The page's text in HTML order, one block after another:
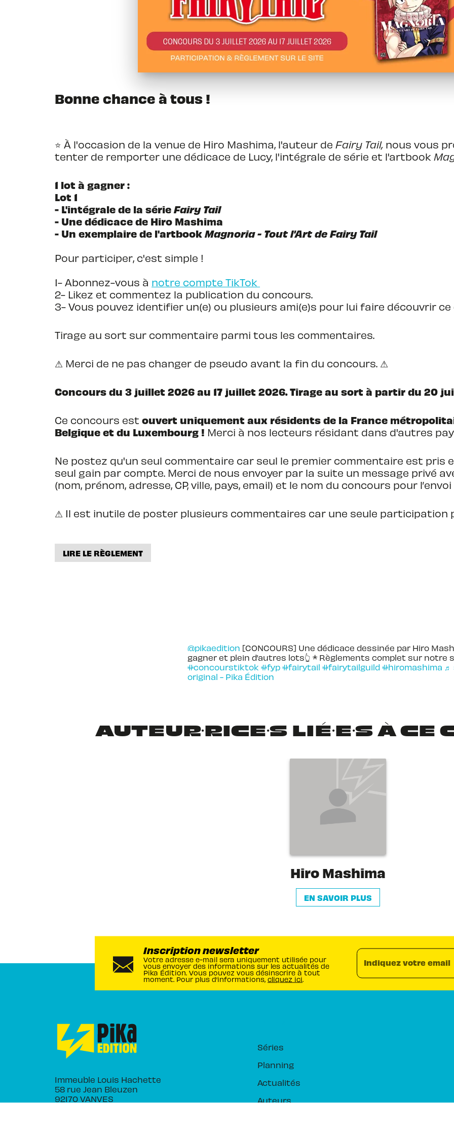
Bonne chance à tous !
⭐ À l'occasion de la venue de Hiro Mashima, l'auteur de Fairy Tail, nous vous
tenter de remporter une dédicace de Lucy, l'intégrale de série et l'artbook
1 lot à gagner :
Lot 1
- L'intégrale de la série Fairy Tail
- Une dédicace de Hiro Mashima
- Un exemplaire de l'artbook Magnoria - Tout l'Art de Fairy Tail
Pour participer, c'est simple !
1- Abonnez-vous à notre compte TikTok
2- Likez et commentez la publication du concours.
3- Vous pouvez identifier un(e) ou plusieurs ami(e)s pour lui faire découvrir
Tirage au sort sur commentaire parmi tous les commentaires.
⚠ Merci de ne pas changer de pseudo avant la fin du concours. ⚠
Concours du 3 juillet 2026 au 17 juillet 2026. Tirage au sort à partir du 20
Ce concours est ouvert uniquement aux résidents de la France
Belgique et du Luxembourg ! Merci à nos lecteurs résidant dans d'autres
Ne postez qu'un seul commentaire car seul le premier commentaire est pris
seul gain par compte. Merci de nous envoyer par la suite un message privé
(nom, prénom, adresse, CP, ville, pays, email) et le nom du concours pour
⚠ Il est inutile de poster plusieurs commentaires car une seule participation
LIRE LE RÈGLEMENT
@pikaedition [CONCOURS] Une dédicace dessinée par Hiro
gagner et plein d’autres lots👆 * Règlements complet sur notre
#concourstiktok #fyp #fairytail #fairytailguild #hiromashima ♬
original - Pika Édition
AUTEUR·RICE·S LIÉ·E·S À CE
Hiro Mashima
EN SAVOIR PLUS
Inscription newsletter
Votre adresse e-mail sera uniquement utilisée pour
vous envoyer des informations sur les actualités de
Pika Édition. Vous pouvez vous désinscrire à tout
moment. Pour plus d’informations, cliquez ici.
Indiquez votre email
Immeuble Louis Hachette
58 rue Jean Bleuzen
92170 VANVES
Séries
Planning
Actualités
Auteurs